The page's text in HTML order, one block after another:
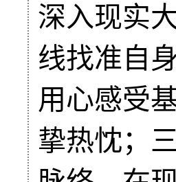
深入现实
线找准自
用心感受
挚热忱；